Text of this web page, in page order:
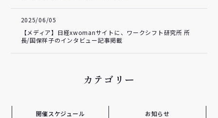
2025/06/05
【メディア】日経xwomanサイトに、ワークシフト研究所 所
長/国保祥子のインタビュー記事掲載
カテゴリー
開催スケジュール お知らせ